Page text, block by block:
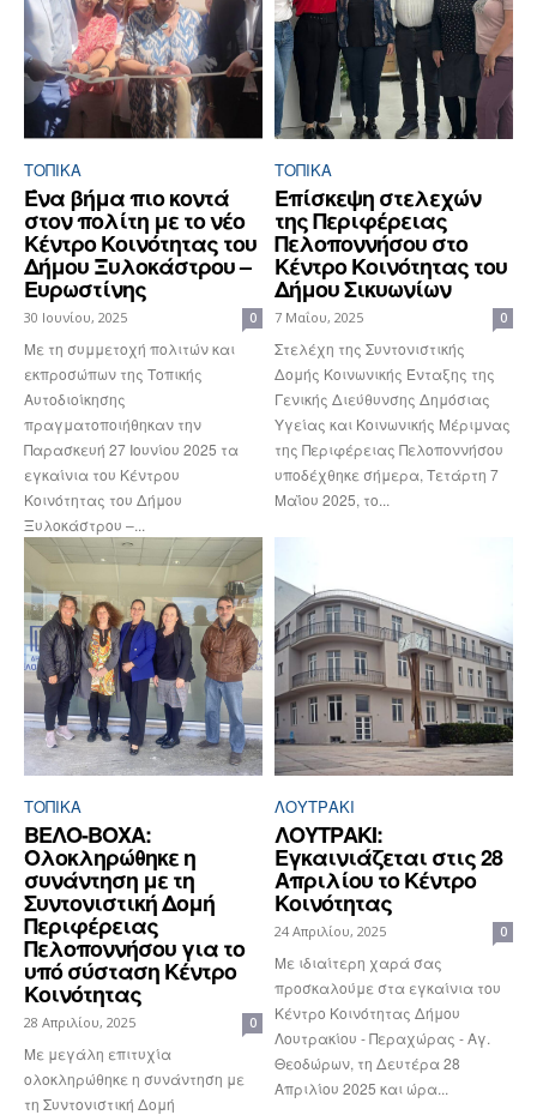
ΤΟΠΙΚΑ
Ένα βήμα πιο κοντά
στον πολίτη με το νέο
Κέντρο Κοινότητας του
Δήμου Ξυλοκάστρου –
Ευρωστίνης
30 Ιουνίου, 2025 0
Με τη συμμετοχή πολιτών και
εκπροσώπων της Τοπικής
Αυτοδιοίκησης
πραγματοποιήθηκαν την
Παρασκευή 27 Ιουνίου 2025 τα
εγκαίνια του Κέντρου
Κοινότητας του Δήμου
Ξυλοκάστρου –...
ΤΟΠΙΚΑ
Επίσκεψη στελεχών
της Περιφέρειας
Πελοποννήσου στο
Κέντρο Κοινότητας του
Δήμου Σικυωνίων
7 Μαΐου, 2025 0
Στελέχη της Συντονιστικής
Δομής Κοινωνικής Ένταξης της
Γενικής Διεύθυνσης Δημόσιας
Υγείας και Κοινωνικής Μέριμνας
της Περιφέρειας Πελοποννήσου
υποδέχθηκε σήμερα, Τετάρτη 7
Μαΐου 2025, το...
ΤΟΠΙΚΑ
ΒΕΛΟ-ΒΟΧΑ:
Ολοκληρώθηκε η
συνάντηση με τη
Συντονιστική Δομή
Περιφέρειας
Πελοποννήσου για το
υπό σύσταση Κέντρο
Κοινότητας
28 Απριλίου, 2025 0
Με μεγάλη επιτυχία
ολοκληρώθηκε η συνάντηση με
τη Συντονιστική Δομή
ΛΟΥΤΡΆΚΙ
ΛΟΥΤΡΑΚΙ:
Εγκαινιάζεται στις 28
Απριλίου το Κέντρο
Κοινότητας
24 Απριλίου, 2025 0
Με ιδιαίτερη χαρά σας
προσκαλούμε στα εγκαίνια του
Κέντρο Κοινότητας Δήμου
Λουτρακίου - Περαχώρας - Αγ.
Θεοδώρων, τη Δευτέρα 28
Απριλίου 2025 και ώρα...